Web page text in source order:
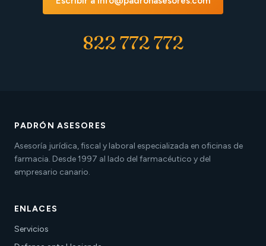
822 772 772
PADRÓN ASESORES
Asesoría jurídica, fiscal y laboral especializada en oficinas de
farmacia. Desde 1997 al lado del farmacéutico y del
empresario canario.
ENLACES
Servicios